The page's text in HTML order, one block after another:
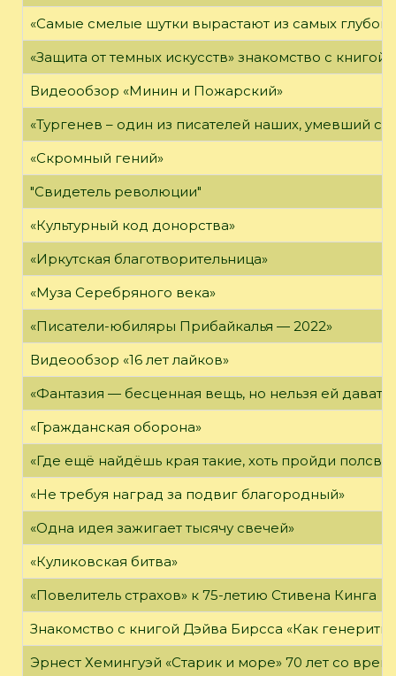
«Самые смелые шутки вырастают из самых
«Защита от темных искусств» знакомство с
Видеообзор «Минин и Пожарский»
«Тургенев – один из писателей наших, умевший
«Скромный гений»
"Свидетель революции"
«Культурный код донорства»
«Иркутская благотворительница»
«Муза Серебряного века»
«Писатели-юбиляры Прибайкалья — 2022»
Видеообзор «16 лет лайков»
«Фантазия — бесценная вещь, но нельзя ей давать
«Гражданская оборона»
«Где ещё найдёшь края такие, хоть пройди
«Не требуя наград за подвиг благородный»
«Одна идея зажигает тысячу свечей»
«Куликовская битва»
«Повелитель страхов» к 75-летию Стивена Кинга
Знакомство с книгой Дэйва Бирсса «Как
Эрнест Хемингуэй «Старик и море» 70 лет со